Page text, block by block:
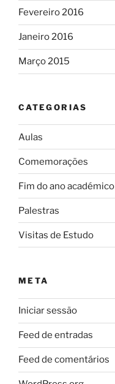
Fevereiro 2016
Janeiro 2016
Março 2015
CATEGORIAS
Aulas
Comemorações
Fim do ano académico
Palestras
Visitas de Estudo
META
Iniciar sessão
Feed de entradas
Feed de comentários